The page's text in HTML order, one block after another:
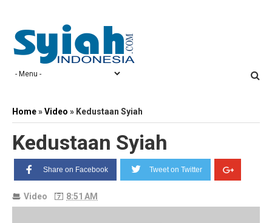
Home»Video » Kedustaan Syiah
Kedustaan Syiah
Share on Facebook Tweet on Twitter
Video 8:51 AM